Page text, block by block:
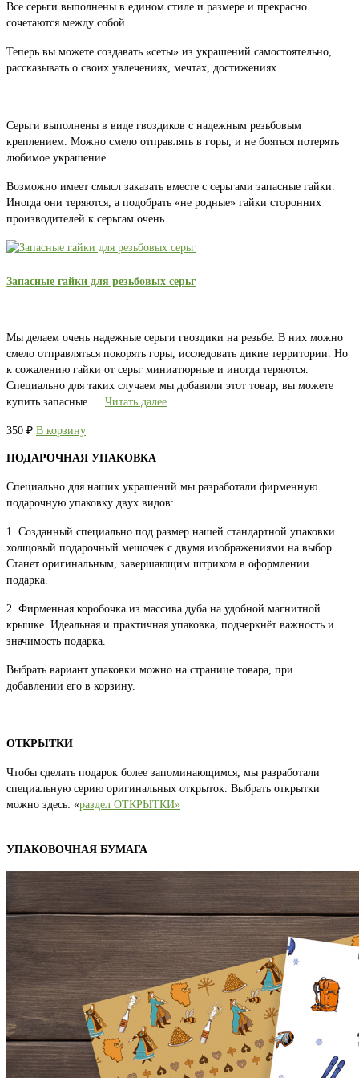
Все серьги выполнены в едином стиле и размере и прекрасно
сочетаются между собой.
Теперь вы можете создавать «сеты» из украшений самостоятельно,
рассказывать о своих увлечениях, мечтах, достижениях.
Серьги выполнены в виде гвоздиков с надежным резьбовым
креплением. Можно смело отправлять в горы, и не бояться потерять
любимое украшение.
Возможно имеет смысл заказать вместе с серьгами запасные гайки.
Иногда они теряются, а подобрать «не родные» гайки сторонних
производителей к серьгам очень
Запасные гайки для резьбовых серьг
Мы делаем очень надежные серьги гвоздики на резьбе. В них можно
смело отправляться покорять горы, исследовать дикие территории. Но
к сожалению гайки от серьг миниатюрные и иногда теряются.
Специально для таких случаем мы добавили этот товар, вы можете
купить запасные … Читать далее
350 ₽ В корзину
ПОДАРОЧНАЯ УПАКОВКА
Специально для наших украшений мы разработали фирменную
подарочную упаковку двух видов:
1. Созданный специально под размер нашей стандартной упаковки
холщовый подарочный мешочек с двумя изображениями на выбор.
Станет оригинальным, завершающим штрихом в оформлении
подарка.
2. Фирменная коробочка из массива дуба на удобной магнитной
крышке. Идеальная и практичная упаковка, подчеркнёт важность и
значимость подарка.
Выбрать вариант упаковки можно на странице товара, при
добавлении его в корзину.
ОТКРЫТКИ
Чтобы сделать подарок более запоминающимся, мы разработали
специальную серию оригинальных открыток. Выбрать открытки
можно здесь: «раздел ОТКРЫТКИ»
УПАКОВОЧНАЯ БУМАГА